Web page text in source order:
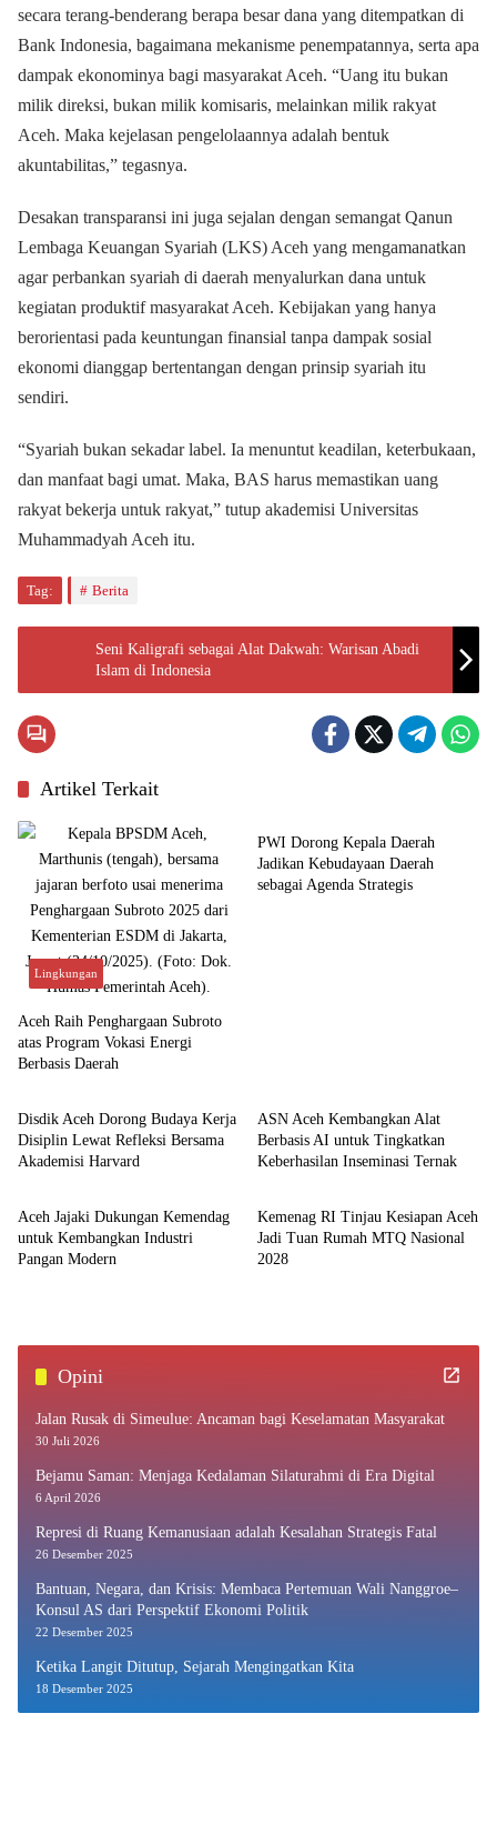
secara terang-benderang berapa besar dana yang ditempatkan di
Bank Indonesia, bagaimana mekanisme penempatannya, serta apa
dampak ekonominya bagi masyarakat Aceh. “Uang itu bukan
milik direksi, bukan milik komisaris, melainkan milik rakyat
Aceh. Maka kejelasan pengelolaannya adalah bentuk
akuntabilitas,” tegasnya.
Desakan transparansi ini juga sejalan dengan semangat Qanun
Lembaga Keuangan Syariah (LKS) Aceh yang mengamanatkan
agar perbankan syariah di daerah menyalurkan dana untuk
kegiatan produktif masyarakat Aceh. Kebijakan yang hanya
berorientasi pada keuntungan finansial tanpa dampak sosial
ekonomi dianggap bertentangan dengan prinsip syariah itu
sendiri.
“Syariah bukan sekadar label. Ia menuntut keadilan, keterbukaan,
dan manfaat bagi umat. Maka, BAS harus memastikan uang
rakyat bekerja untuk rakyat,” tutup akademisi Universitas
Muhammadyah Aceh itu.
Tag: Berita
Seni Kaligrafi sebagai Alat Dakwah: Warisan Abadi
Islam di Indonesia
Artikel Terkait
Lingkungan
Aceh Raih Penghargaan Subroto
atas Program Vokasi Energi
Berbasis Daerah
PWI Dorong Kepala Daerah
Jadikan Kebudayaan Daerah
sebagai Agenda Strategis
Aceh
Disdik Aceh Dorong Budaya Kerja
Disiplin Lewat Refleksi Bersama
Akademisi Harvard
ASN Aceh Kembangkan Alat
Berbasis AI untuk Tingkatkan
Keberhasilan Inseminasi Ternak
Aceh
Aceh Jajaki Dukungan Kemendag
untuk Kembangkan Industri
Pangan Modern
Aceh
Kemenag RI Tinjau Kesiapan Aceh
Jadi Tuan Rumah MTQ Nasional
2028
Opini
Jalan Rusak di Simeulue: Ancaman bagi Keselamatan Masyarakat
30 Juli 2026
Bejamu Saman: Menjaga Kedalaman Silaturahmi di Era Digital
6 April 2026
Represi di Ruang Kemanusiaan adalah Kesalahan Strategis Fatal
26 Desember 2025
Bantuan, Negara, dan Krisis: Membaca Pertemuan Wali Nanggroe–
Konsul AS dari Perspektif Ekonomi Politik
22 Desember 2025
Ketika Langit Ditutup, Sejarah Mengingatkan Kita
18 Desember 2025